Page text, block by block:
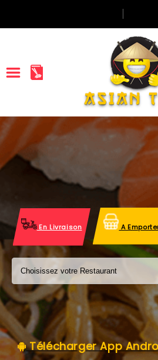
ACCUEIL
LA CARTE
VOS AVIS
MENTIONS LÉGALES
C.G.V
En Livraison A
Télécharger App